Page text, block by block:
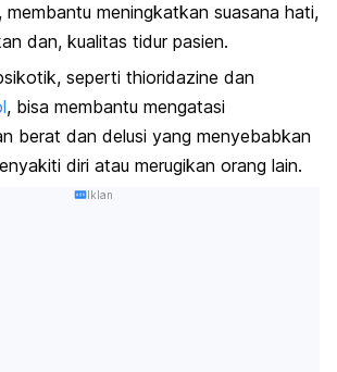
membantu meningkatkan suasana hati,
dan, kualitas tidur pasien.
seperti thioridazine dan
, bisa membantu mengatasi
berat dan delusi yang menyebabkan
diri atau merugikan orang lain.
Iklan